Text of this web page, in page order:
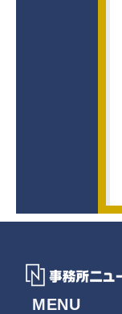
MENU